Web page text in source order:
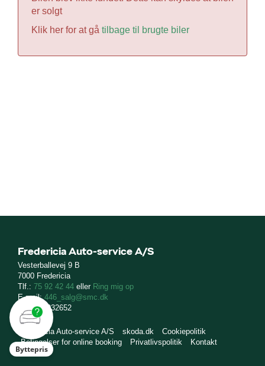
er solgt
Klik her for at gå tilbage til brugte biler
Fredericia Auto-service A/S
Vesterballevej 9 B
7000 Fredericia
Tlf.: 75 92 42 44 eller Ring mig op
E-mail:446_salg@smc.dk
CVR: 10032652
Fredericia Auto-service A/S skoda.dk
Cookiepolitik
Betingelser for online booking
Privatlivspolitik Kontakt
Byttepris